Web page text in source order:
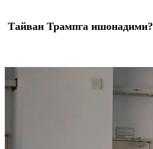
Тайван Трампга ишонадими?